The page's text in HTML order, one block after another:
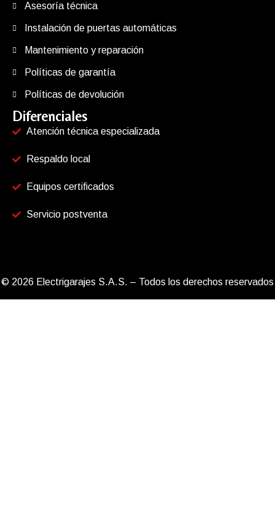
Asesoría técnica
Instalación de puertas automáticas
Mantenimiento y reparación
Políticas de garantía
Políticas de devolución
Diferenciales
Atención técnica especializada
Respaldo local
Equipos certificados
Servicio postventa
© 2026 Electrigarajes S.A.S. – Todos los derechos reservados